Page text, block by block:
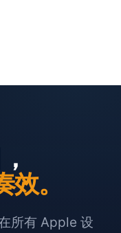
。
所有 Apple 设